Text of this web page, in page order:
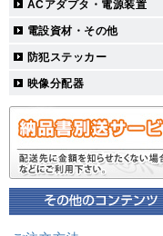
ACアダプタ・電源装置
電設資材・その他
防犯ステッカー
映像分配器